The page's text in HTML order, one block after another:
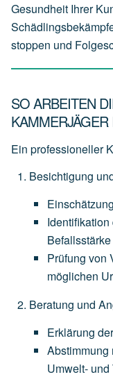
Gesundheit Ihrer
stoppen und
SO ARBEITEN
Ein professioneller
Besichtigung
Einschätzung
Identifikation
Befallsstärke
Prüfung von
möglichen
Beratung und
Erklärung der
Abstimmung
Umwelt- und